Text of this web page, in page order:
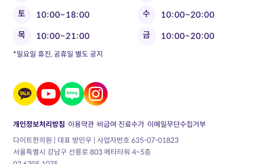
토
10:00~18:00 수
10:00~20:00
목
10:00~21:00 금 10:00~20:00
*일요일 휴진, 공휴일 별도 공지
개인정보처리방침 이용약관 비급여 진료수가 이메일무단수집거부
다이트한의원 | 대표 방민우 | 사업자번호 635-07-01823
서울특별시 강남구 선릉로 803 메타타워 4~5층